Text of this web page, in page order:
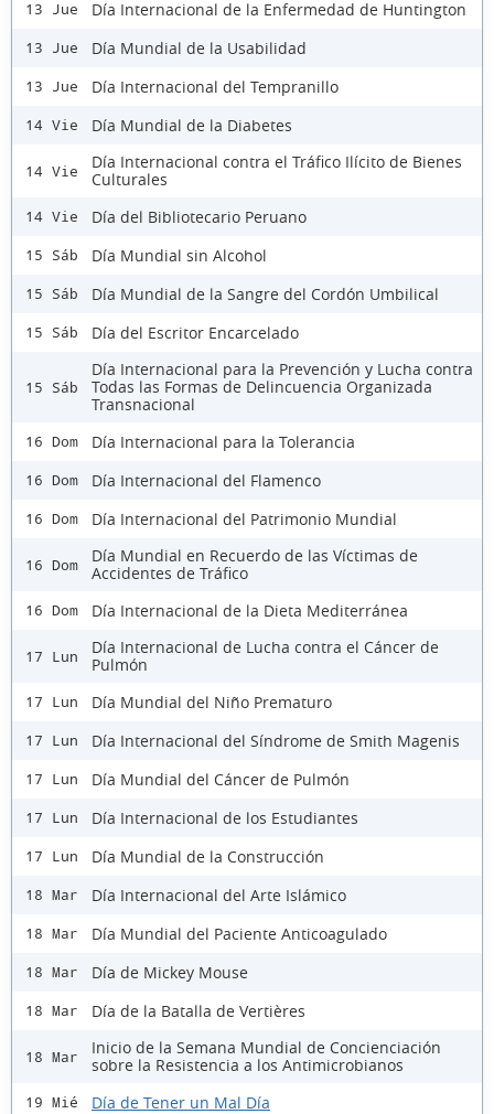
13 Jue Día Internacional de la Enfermedad de Huntington
13 Jue Día Mundial de la Usabilidad
13 Jue Día Internacional del Tempranillo
14 Vie Día Mundial de la Diabetes
14 Vie
Día Internacional contra el Tráfico Ilícito de Bienes
Culturales
14 Vie Día del Bibliotecario Peruano
15 Sáb Día Mundial sin Alcohol
15 Sáb Día Mundial de la Sangre del Cordón Umbilical
15 Sáb Día del Escritor Encarcelado
15 Sáb
Día Internacional para la Prevención y Lucha contra
Todas las Formas de Delincuencia Organizada
Transnacional
16 Dom Día Internacional para la Tolerancia
16 Dom Día Internacional del Flamenco
16 Dom Día Internacional del Patrimonio Mundial
16 Dom
Día Mundial en Recuerdo de las Víctimas de
Accidentes de Tráfico
16 Dom Día Internacional de la Dieta Mediterránea
17 Lun
Día Internacional de Lucha contra el Cáncer de
Pulmón
17 Lun Día Mundial del Niño Prematuro
17 Lun Día Internacional del Síndrome de Smith Magenis
17 Lun Día Mundial del Cáncer de Pulmón
17 Lun Día Internacional de los Estudiantes
17 Lun Día Mundial de la Construcción
18 Mar Día Internacional del Arte Islámico
18 Mar Día Mundial del Paciente Anticoagulado
18 Mar Día de Mickey Mouse
18 Mar Día de la Batalla de Vertières
18 Mar
Inicio de la Semana Mundial de Concienciación
sobre la Resistencia a los Antimicrobianos
19 Mié Día de Tener un Mal Día